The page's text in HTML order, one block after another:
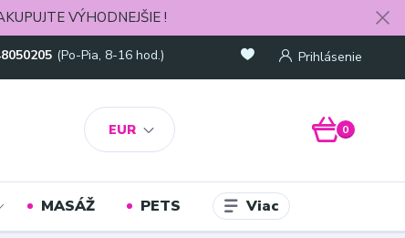
VÝHODNEJŠIE !
EUR
Prihlásenie
(Po-Pia, 8-16 hod.)
0
MASÁŽ PETS Viac